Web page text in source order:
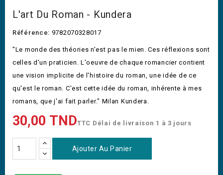
L'art Du Roman - Kundera
Référence: 9782070328017
"Le monde des théories n'est pas le mien. Ces réflexions sont
celles d'un praticien. L'oeuvre de chaque romancier contient
une vision implicite de l'histoire du roman, une idée de ce
qu'est le roman. C'est cette idée du roman, inhérente à mes
romans, que j'ai fait parler." Milan Kundera.
30,00 TNDTTC Délai de livraison 1 à 3 jours
Ajouter Au Panier